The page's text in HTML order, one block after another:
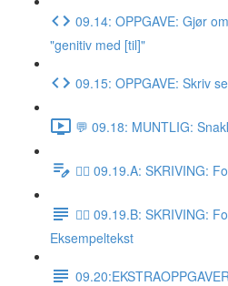
09.14: OPPGAVE: Gjør
"genitiv med [til]"
09.15: OPPGAVE: Skriv
💬 09.18: MUNTLIG:
✍🏼 09.19.A: SKRIVING:
✍🏼 09.19.B: SKRIVING:
Eksempeltekst
09.20:EKSTRAOPPGAVER